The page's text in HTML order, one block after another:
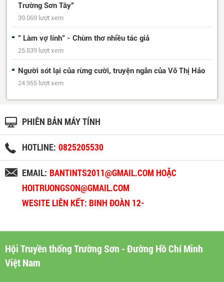
Trường Sơn Tây”
39.069 lượt xem
" Làm vợ lính" - Chùm thơ nhiều tác giả
25.839 lượt xem
Người sót lại của rừng cười, truyện ngắn của Võ Thị Hảo
24.955 lượt xem
PHIÊN BẢN MÁY TÍNH
HOTLINE: 0825205530
EMAIL: BANTINTS2011@GMAIL.COM HOẶC
HOITRUONGSON@GMAIL.COM
WESITE LIÊN KẾT: BINH ĐOÀN 12-
Hội Truyền thống Trường Sơn - Đường Hồ Chí Minh
Việt Nam